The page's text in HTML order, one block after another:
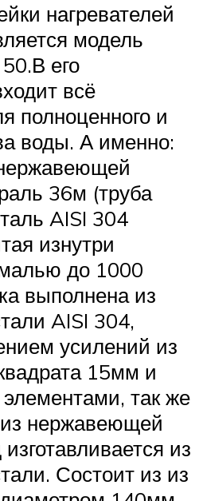
нагревателей
модель
его
всё
полноценного и
воды. А именно:
36м (труба
AISI 304
изнутри
до 1000
выполнена из
AISI 304,
усилений из
15мм и
так же
нержавеющей
из
Состоит из из